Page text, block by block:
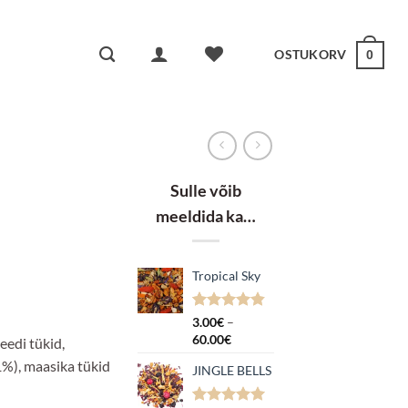
OSTUKORV 0
tükid,
maasika tükid
Sulle võib
meeldida ka…
Tropical Sky
Hinnatud
4.80/5
5
hinnangu
põhjal
3.00€ –
60.00€Hinnavahemik:
kuni
60.00€
JINGLE BELLS